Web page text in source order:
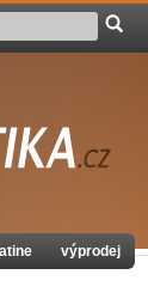
výprodej